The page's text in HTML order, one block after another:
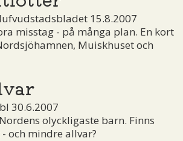
15.8.2007
misstag - på många plan. En kort
Muiskhuset och
30.6.2007
olyckligaste barn. Finns
och mindre allvar?